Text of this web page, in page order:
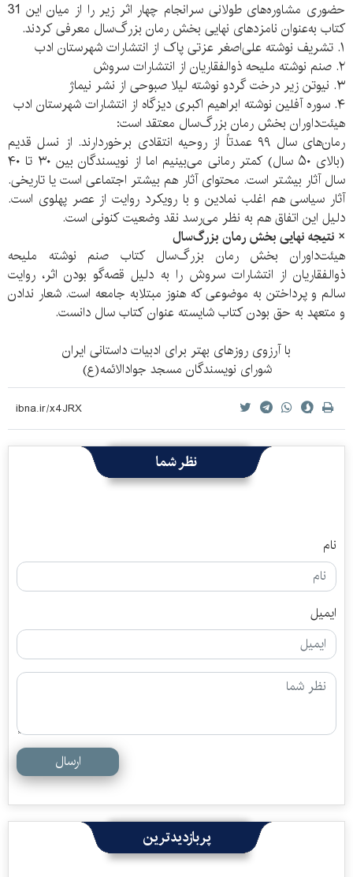
حضوری مشاوره‌های طولانی سرانجام چهار اثر زیر را از میان این 31
کتاب به‌عنوان نامزدهای نهایی بخش رمان بزرگ‌سال معرفی کردند.
۱. تشریف نوشته علی‌اصغر عزتی پاک از انتشارات شهرستان ادب
۲. صنم نوشته ملیحه ذوالفقاریان از انتشارات سروش
۳. نیوتن زیر درخت گردو نوشته لیلا صبوحی از نشر نیماژ
۴. سوره آفلین نوشته ابراهیم اکبری دیزگاه از انتشارات شهرستان ادب
هیئت‌داوران بخش رمان بزرگ‌سال معتقد است:
رمان‌های سال ۹۹ عمدتاً از روحیه انتقادی برخوردارند. از نسل قدیم
(بالای ۵۰ سال) کمتر رمانی می‌بینیم اما از نویسندگان بین ۳۰ تا ۴۰
سال آثار بیشتر است. محتوای آثار هم بیشتر اجتماعی است یا تاریخی.
آثار سیاسی هم اغلب نمادین و با رویکرد روایت از عصر پهلوی است.
دلیل این اتفاق هم به نظر می‌رسد نقد وضعیت کنونی است.
× نتیجه نهایی بخش رمان بزرگ‌سال
هیئت‌داوران بخش رمان بزرگ‌سال کتاب صنم نوشته ملیحه
ذوالفقاریان از انتشارات سروش را به دلیل قصه‌گو بودن اثر، روایت
سالم و پرداختن به موضوعی که هنوز مبتلابه جامعه است. شعار ندادن
و متعهد به حق بودن کتاب شایسته عنوان کتاب سال دانست.
با آرزوی روزهای بهتر برای ادبیات داستانی ایران
شورای نویسندگان مسجد جوادالائمه(ع)
نظر شما
نام
ایمیل
ارسال
پربازدیدترین